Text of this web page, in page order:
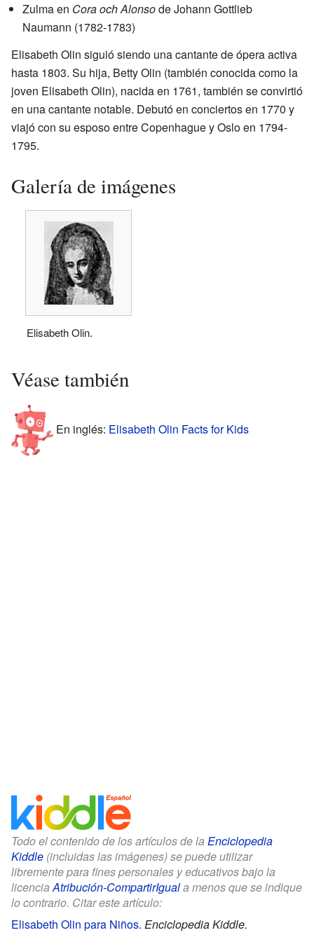
Zulma en Cora och Alonsode Johann Gottlieb
Naumann (1782-1783)
Elisabeth Olin siguió siendo una cantante de ópera activa
hasta 1803. Su hija, Betty Olin (también conocida como la
joven Elisabeth Olin), nacida en 1761, también se convirtió
en una cantante notable. Debutó en conciertos en 1770 y
viajó con su esposo entre Copenhague y Oslo en 1794-
1795.
Galería de imágenes
Elisabeth Olin.
Véase también
En inglés: Elisabeth Olin Facts for Kids
Todo el contenido de los artículos de la Enciclopedia
Kiddle (incluidas las imágenes) se puede utilizar
libremente para fines personales y educativos bajo la
licencia Atribución-CompartirIguala menos que se indique
lo contrario. Citar este artículo:
Elisabeth Olin para Niños. Enciclopedia Kiddle.